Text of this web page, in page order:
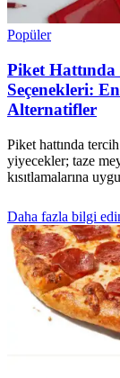
Popüler
Piket Hattında
Seçenekleri:
Alternatifler
Piket hattında
yiyecekler; taze
kısıtlamalarına
Daha fazla bilgi